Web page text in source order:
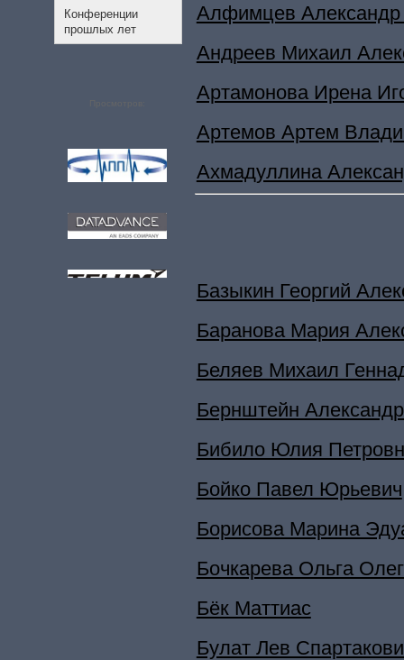
Конференции
прошлых лет
Алфимцев Александр
Андреев Михаил
Артамонова Ирена
Артемов Артем
Ахмадуллина
Базыкин Георгий
Баранова Мария
Беляев Михаил
Бернштейн
Бибило Юлия
Бойко Павел Юрьевич
Борисова Марина
Бочкарева Ольга
Бёк Маттиас
Булат Лев